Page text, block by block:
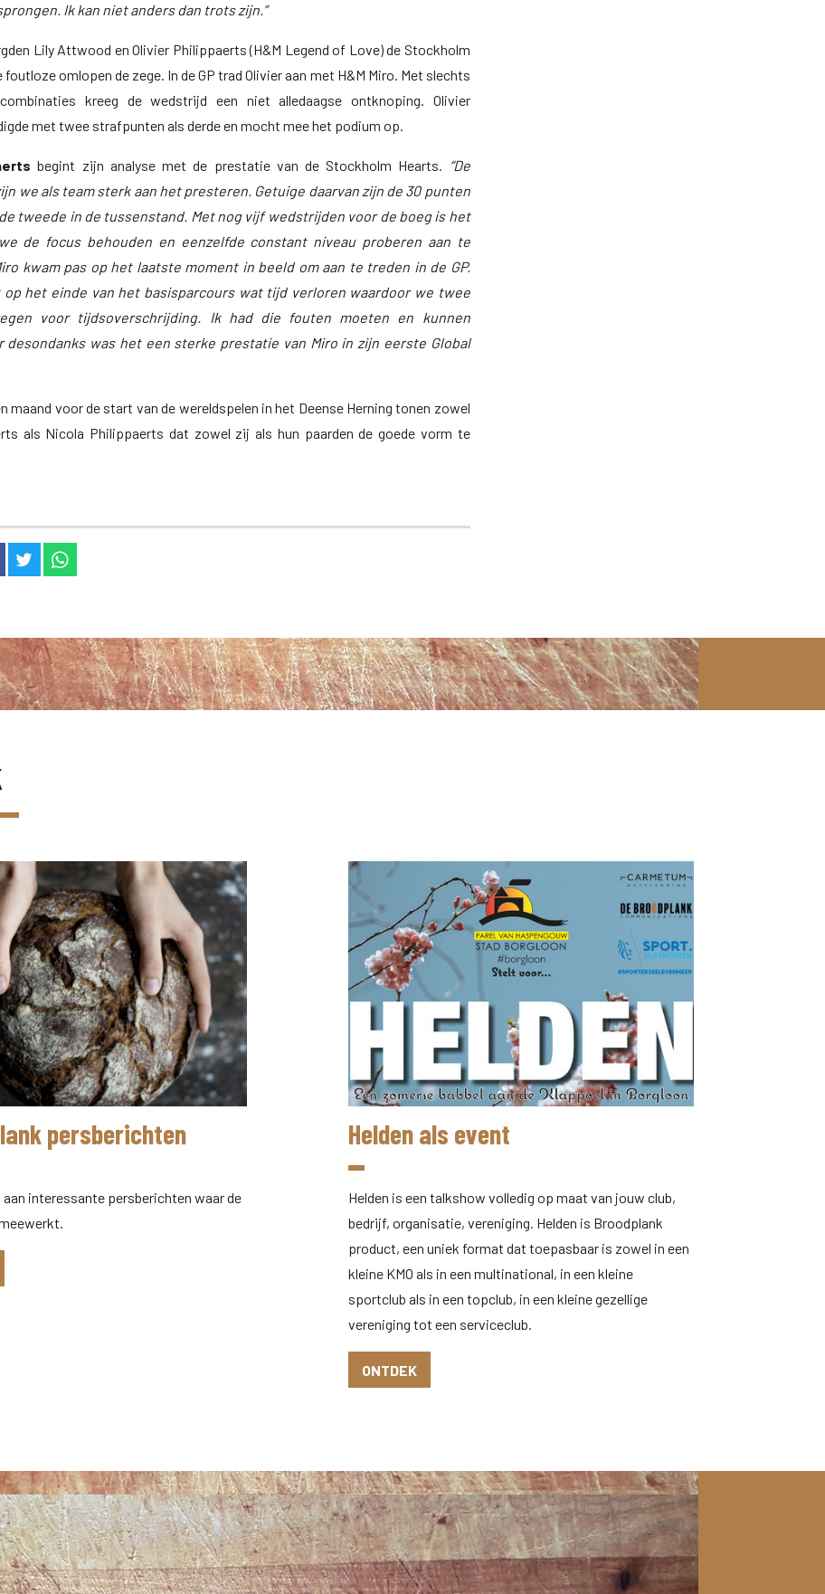
Ik kan niet anders dan trots zijn.”
Lily Attwood en Olivier Philippaerts (H&M Legend of Love) de Stockholm
omlopen de zege. In de GP trad Olivier aan met H&M Miro. Met slechts
kreeg de wedstrijd een niet alledaagse ontknoping. Olivier
met twee strafpunten als derde en mocht mee het podium op.
begint zijn analyse met de prestatie van de Stockholm Hearts. “De
we als team sterk aan het presteren. Getuige daarvan zijn de 30 punten
tweede in de tussenstand. Met nog vijf wedstrijden voor de boeg is het
de focus behouden en eenzelfde constant niveau proberen aan te
kwam pas op het laatste moment in beeld om aan te treden in de GP.
op het einde van het basisparcours wat tijd verloren waardoor we twee
voor tijdsoverschrijding. Ik had die fouten moeten en kunnen
desondanks was het een sterke prestatie van Miro in zijn eerste Global
maand voor de start van de wereldspelen in het Deense Herning tonen zowel
als Nicola Philippaerts dat zowel zij als hun paarden de goede vorm te
op Facebook
op Twittervia WhatsApp
persberichten
aan interessante persberichten waar de
Helden als event
Helden is een talkshow volledig op maat van jouw club,
bedrijf, organisatie, vereniging. Helden is Broodplank
product, een uniek format dat toepasbaar is zowel in een
kleine KMO als in een multinational, in een kleine
sportclub als in een topclub, in een kleine gezellige
vereniging tot een serviceclub.
ONTDEK